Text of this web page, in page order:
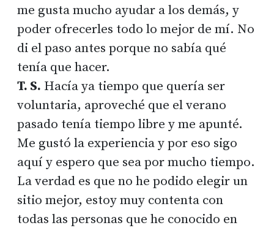
me gusta mucho ayudar a los demás, y
poder ofrecerles todo lo mejor de mí. No
di el paso antes porque no sabía qué
tenía que hacer.
T. S. Hacía ya tiempo que quería ser
voluntaria, aproveché que el verano
pasado tenía tiempo libre y me apunté.
Me gustó la experiencia y por eso sigo
aquí y espero que sea por mucho tiempo.
La verdad es que no he podido elegir un
sitio mejor, estoy muy contenta con
todas las personas que he conocido en